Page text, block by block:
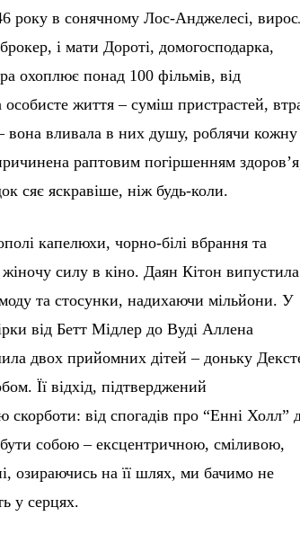
року в сонячному Лос-Анджелесі,
і мати Дороті, домогосподарка,
охоплює понад 100 фільмів, від
життя – суміш пристрастей,
вона вливала в них душу, роблячи кожну
раптовим погіршенням
сяє яскравіше, ніж будь-коли.
капелюхи, чорно-білі вбрання та
силу в кіно. Даян Кітон випустила
та стосунки, надихаючи мільйони. У
від Бетт Мідлер до Вуді Аллена
двох прийомних дітей – доньку
Її відхід, підтверджений
від спогадів про “Енні Холл”
собою – ексцентричною, сміливою,
озираючись на її шлях, ми бачимо не
у серцях.